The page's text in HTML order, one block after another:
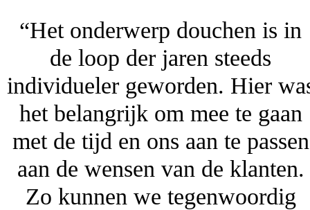
“Het onderwerp douchen is in
de loop der jaren steeds
individueler geworden. Hier
het belangrijk om mee te gaan
met de tijd en ons aan te passen
aan de wensen van de klanten.
Zo kunnen we tegenwoordig